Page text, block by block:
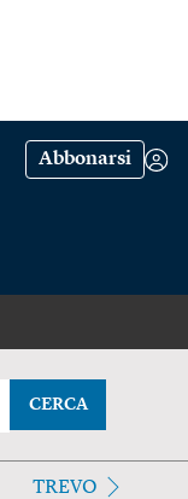
Abbonarsi
CERCA
TREVO